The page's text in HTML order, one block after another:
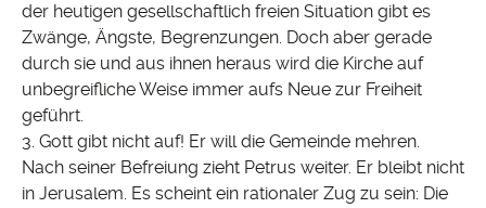
der heutigen gesellschaftlich freien Situation gibt es
Zwänge, Ängste, Begrenzungen. Doch aber gerade
durch sie und aus ihnen heraus wird die Kirche auf
unbegreifliche Weise immer aufs Neue zur Freiheit
geführt.
3. Gott gibt nicht auf! Er will die Gemeinde mehren.
Nach seiner Befreiung zieht Petrus weiter. Er bleibt nicht
in Jerusalem. Es scheint ein rationaler Zug zu sein: Die